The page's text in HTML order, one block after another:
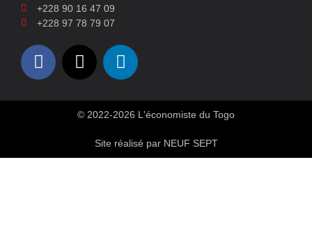
+228 90 16 47 09
+228 97 78 79 07
© 2022-2026 L'économiste du Togo
Site réalisé par NEUF SEPT